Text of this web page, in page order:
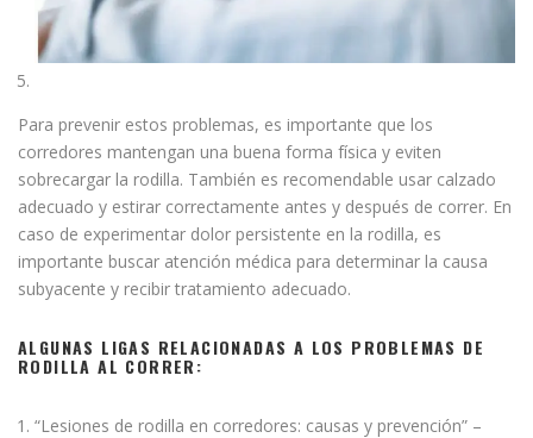
Para prevenir estos problemas, es importante que los
corredores mantengan una buena forma física y eviten
sobrecargar la rodilla. También es recomendable usar calzado
adecuado y estirar correctamente antes y después de correr. En
caso de experimentar dolor persistente en la rodilla, es
importante buscar atención médica para determinar la causa
subyacente y recibir tratamiento adecuado.
ALGUNAS LIGAS RELACIONADAS A LOS PROBLEMAS DE
RODILLA AL CORRER:
“Lesiones de rodilla en corredores: causas y prevención” –